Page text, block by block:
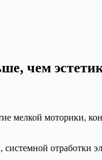
чем
мелкой моторики,
отработки